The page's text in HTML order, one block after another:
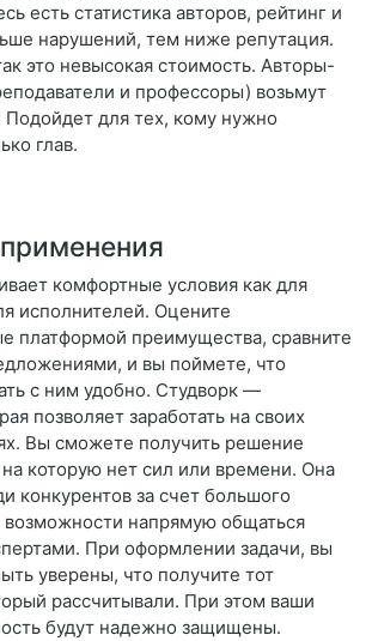
есть статистика авторов, рейтинг и
нарушений, тем ниже репутация.
это невысокая стоимость. Авторы-
и профессоры) возьмут
Подойдет для тех, кому нужно
глав.
комфортные условия как для
исполнителей. Оцените
платформой преимущества, сравните
и вы поймете, что
с ним удобно. Студворк —
позволяет заработать на своих
Вы сможете получить решение
которую нет сил или времени. Она
конкурентов за счет большого
возможности напрямую общаться
При оформлении задачи, вы
уверены, что получите тот
рассчитывали. При этом ваши
будут надежно защищены.